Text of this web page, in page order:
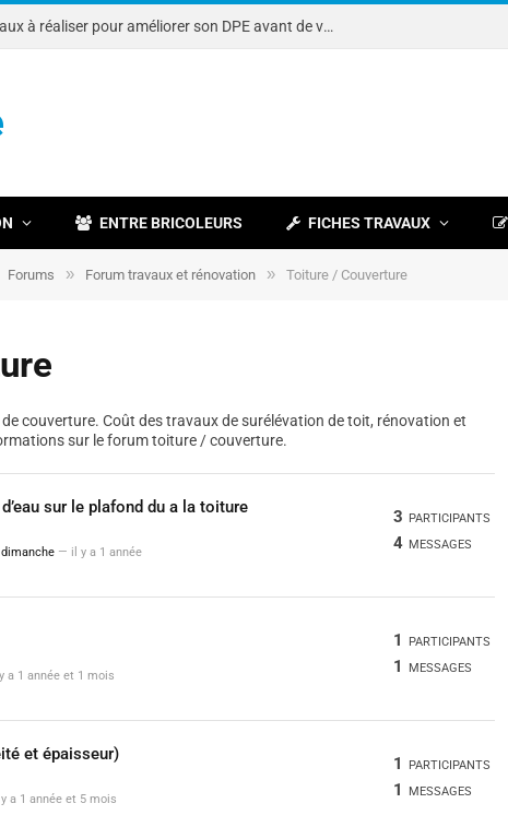
Note DPE : petits travaux à réaliser pour améliorer son DPE avant de vendre
ENTRE BRICOLEURS FICHES TRAVAUX
Forums » Forum travaux et rénovation » Toiture / Couverture
couverture. Coût des travaux de surélévation de toit, rénovation et
sur le forum toiture / couverture.
sur le plafond du a la toiture
— il y a 1 année
3 PARTICIPANTS
4 MESSAGES
a 1 année et 1 mois
1 PARTICIPANTS
1 MESSAGES
et épaisseur)
a 1 année et 5 mois
1 PARTICIPANTS
1 MESSAGES